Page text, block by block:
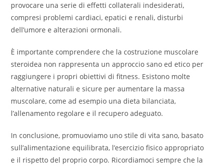
provocare una serie di effetti collaterali indesiderati,
compresi problemi cardiaci, epatici e renali, disturbi
dell’umore e alterazioni ormonali.
È importante comprendere che la costruzione muscolare
steroidea non rappresenta un approccio sano ed etico per
raggiungere i propri obiettivi di fitness. Esistono molte
alternative naturali e sicure per aumentare la massa
muscolare, come ad esempio una dieta bilanciata,
l’allenamento regolare e il recupero adeguato.
In conclusione, promuoviamo uno stile di vita sano, basato
sull’alimentazione equilibrata, l’esercizio fisico appropriato
e il rispetto del proprio corpo. Ricordiamoci sempre che la